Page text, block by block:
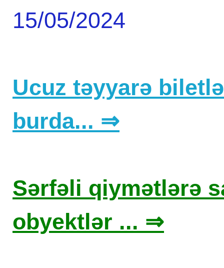
15/05/2024
Ucuz təyyarə
burda... ⇒
Sərfəli qiymətlərə
obyektlər ... ⇒